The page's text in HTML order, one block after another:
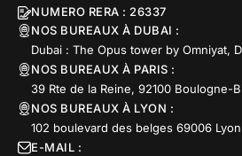
NUMERO RERA : 26337
NOS BUREAUX À DUBAI :
Dubai : The Opus tower by Omniyat,
NOS BUREAUX À PARIS :
39 Rte de la Reine, 92100 Boulogne-
NOS BUREAUX À LYON :
102 boulevard des belges 69006 Lyon
E-MAIL :